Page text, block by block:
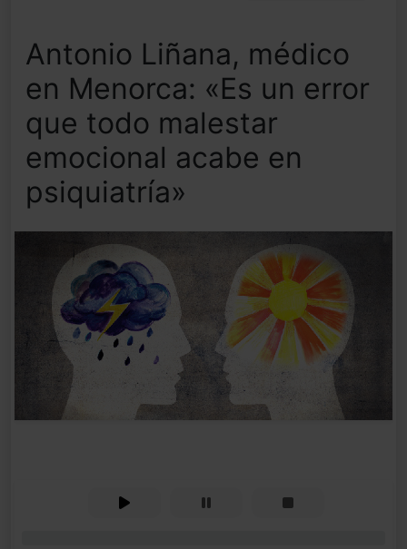
Antonio Liñana, médico
en Menorca: «Es un error
que todo malestar
emocional acabe en
psiquiatría»